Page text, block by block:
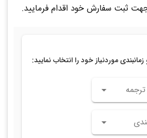
ثبت سفارش خود اقدام فرمایید.